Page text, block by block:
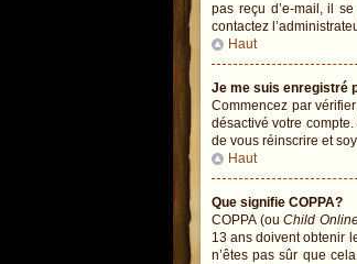
pas reçu d’e-mail, il
contactez
Haut
Je me suis enregistré
Commencez par
désactivé votre
de vous réinscrire et
Haut
Que signifie COPPA?
COPPA (ouChild
13 ans doivent obtenir
n’êtes pas sûr que